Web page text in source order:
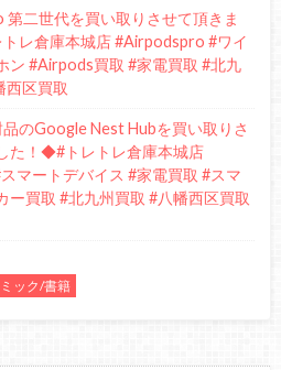
二世代を買い取りさせて頂きま
トレ倉庫本城店 #Airpodspro #ワイ
ン #Airpods買取 #家電買取 #北九
西区買取
のGoogle Nest Hubを買い取りさ
た！◆#トレトレ倉庫本城店
マートデバイス #家電買取 #スマ
ー買取 #北九州買取 #八幡西区買取
ック/書籍